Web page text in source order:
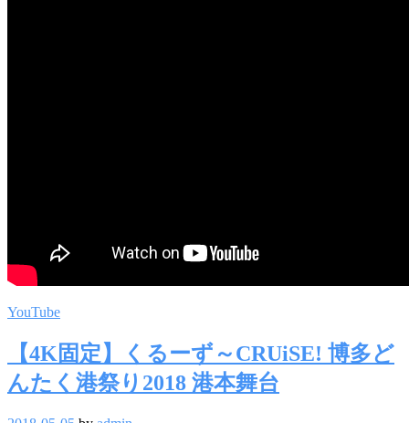
YouTube
【4K固定】くるーず～CRUiSE! 博多ど
んたく港祭り2018 港本舞台